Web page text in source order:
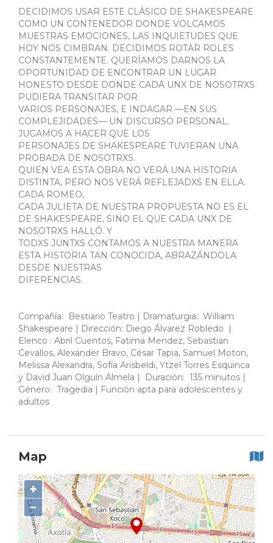
DECIDIMOS USAR ESTE CLÁSICO DE SHAKESPEARE
COMO UN CONTENEDOR DONDE VOLCAMOS
MUESTRAS EMOCIONES, LAS INQUIETUDES QUE
HOY NOS CIMBRAN. DECIDIMOS ROTAR ROLES
CONSTANTEMENTE. QUERÍAMOS DARNOS LA
OPORTUNIDAD DE ENCONTRAR UN LUGAR
HONESTO DESDE DONDE CADA UNX DE NOSOTRXS
PUDIERA TRANSITAR POR
VARIOS PERSONAJES, E INDAGAR —EN SUS
COMPLEJIDADES— UN DISCURSO PERSONAL.
JUGAMOS A HACER QUE LOS
PERSONAJES DE SHAKESPEARE TUVIERAN UNA
PROBADA DE NOSOTRXS.
QUIEN VEA ESTA OBRA NO VERÁ UNA HISTORIA
DISTINTA, PERO NOS VERÁ REFLEJADXS EN ELLA.
CADA ROMEO,
CADA JULIETA DE NUESTRA PROPUESTA NO ES EL
DE SHAKESPEARE, SINO EL QUE CADA UNX DE
NOSOTRXS HALLÓ. Y
TODXS JUNTXS CONTAMOS A NUESTRA MANERA
ESTA HISTORIA TAN CONOCIDA, ABRAZÁNDOLA
DESDE NUESTRAS
DIFERENCIAS.
Compañía: Bestiario Teatro | Dramaturgia: William
Shakespeare | Dirección: Diego Álvarez Robledo |
Elenco : Abril Cuentos, ⁠Fatima Mendez, Sebastian
Cevallos, Alexander Bravo, César Tapia, ⁠Samuel Moton,
⁠Melissa Alexandra, ⁠Sofía Arisbeldi, ⁠Ytzel Torres Esquinca
y David Juan Olguín Almela | Duración: 135 minutos |
Género: Tragedia | Función apta para adolescentes y
adultos
Map
+
−